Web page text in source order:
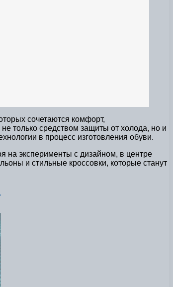
сочетаются комфорт,
только средством защиты от холода, но и
в процесс изготовления обуви.
на эксперименты с дизайном, в центре
и стильные кроссовки, которые станут